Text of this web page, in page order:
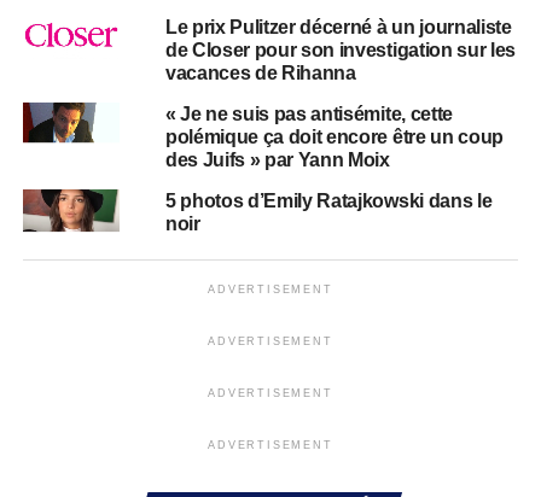
Le prix Pulitzer décerné à un journaliste
de Closer pour son investigation sur les
vacances de Rihanna
« Je ne suis pas antisémite, cette
polémique ça doit encore être un coup
des Juifs » par Yann Moix
5 photos d’Emily Ratajkowski dans le
noir
ADVERTISEMENT
ADVERTISEMENT
ADVERTISEMENT
ADVERTISEMENT